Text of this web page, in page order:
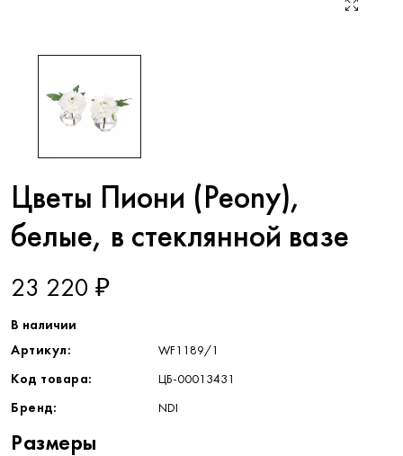
Цветы Пиони (Peony),
белые, в стеклянной вазе
23 220 ₽
В наличии
Артикул:
WF1189/1
Код товара: ЦБ-00013431
Бренд: NDI
Размеры